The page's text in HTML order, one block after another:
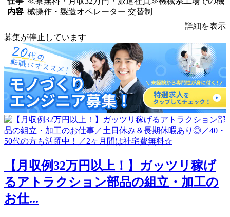
内容 械操作・製造オペレーター 交替制
詳細を表示
募集が停止しています
【月収例32万円以上！】ガッツリ稼げ
るアトラクション部品の組立・加工の
お仕...